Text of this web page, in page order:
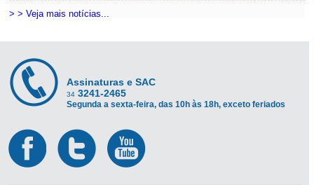
> > Veja mais notícias...
Assinaturas e SAC
34 3241-2465
Segunda a sexta-feira, das 10h às 18h, exceto feriados